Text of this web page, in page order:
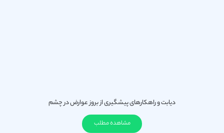
دیابت و راهکارهای پیشگیری از بروز عوارض در چشم
مشاهده مطلب